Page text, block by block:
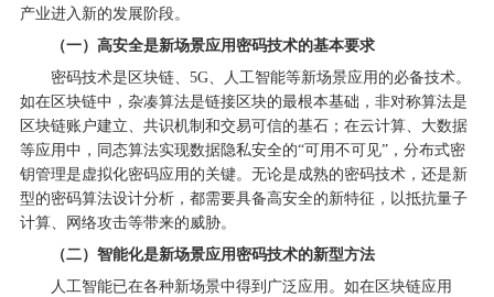
产业进入新的发展阶段。
（一）高安全是新场景应用密码技术的基本要求
密码技术是区块链、5G、人工智能等新场景应用的必备技术。
如在区块链中，杂凑算法是链接区块的最根本基础，非对称算法是
区块链账户建立、共识机制和交易可信的基石；在云计算、大数据
等应用中，同态算法实现数据隐私安全的“可用不可见”，分布式密
钥管理是虚拟化密码应用的关键。无论是成熟的密码技术，还是新
型的密码算法设计分析，都需要具备高安全的新特征，以抵抗量子
计算、网络攻击等带来的威胁。
（二）智能化是新场景应用密码技术的新型方法
人工智能已在各种新场景中得到广泛应用。如在区块链应用